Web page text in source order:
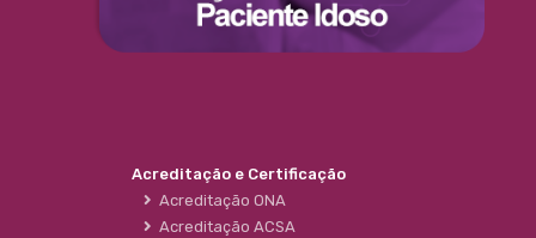
Acreditação e Certificação
Acreditação ONA
Acreditação ACSA